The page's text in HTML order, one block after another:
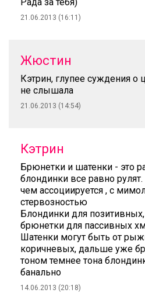
21.06.2013 (16:11)
Жюстин
Кэтрин, глупее суждения о
не слышала
21.06.2013 (14:54)
Кэтрин
Брюнетки и шатенки - это
блондинки все равно
чем ассоциируется , с
стервозностью
Блондинки для
брюнетки для пассивных
Шатенки могут быть от
коричневых, дальше уже
тоном темнее тона
банально
14.06.2013 (20:18)